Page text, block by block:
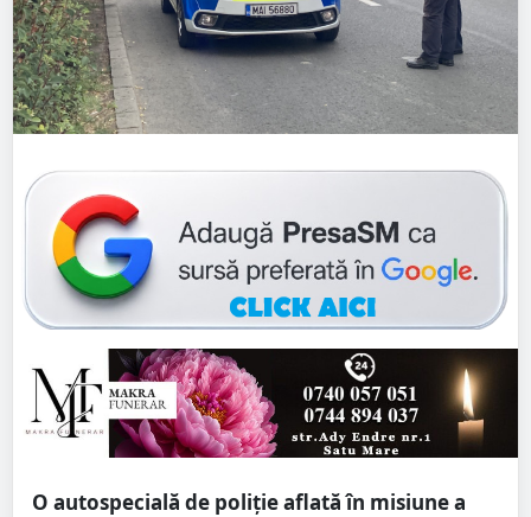
O autospecială de poliție aflată în misiune a